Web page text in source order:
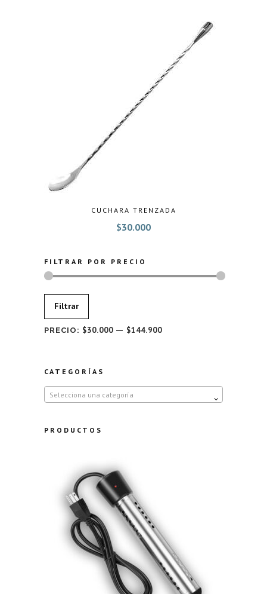
FILTRAR POR PRECIO
Filtrar
PRECIO: $30.000 — $144.900
CATEGORÍAS
Selecciona una categoría
PRODUCTOS
CUCHARA TRENZADA
$30.000